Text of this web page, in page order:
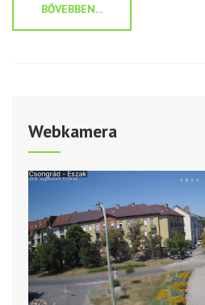
BŐVEBBEN...
Webkamera